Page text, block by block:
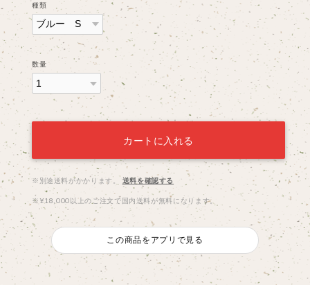
種類
数量
カートに入れる
※別途送料がかかります。 送料を確認する
※¥18,000以上のご注文で国内送料が無料になります。
この商品をアプリで見る